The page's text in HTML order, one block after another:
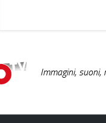
Immagini, suoni,